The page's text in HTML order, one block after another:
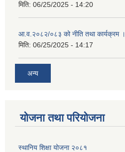
मिति: 06/25/2025 - 14:20
आ.व.२०८२/०८३ को नीति तथा कार्यक्रम ।
मिति: 06/25/2025 - 14:17
अन्य
योजना तथा परियोजना
स्थानिय शिक्षा योजना २०८१